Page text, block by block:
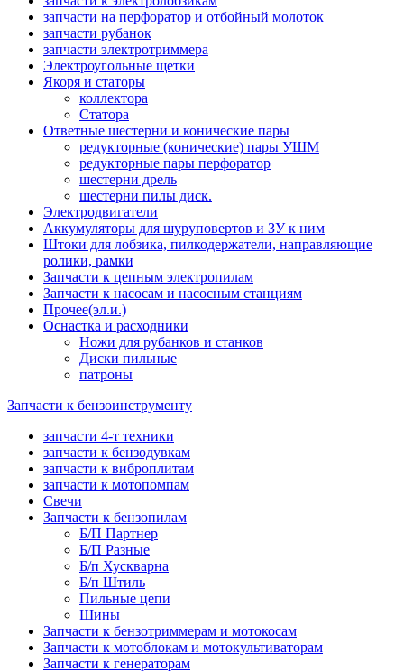
запчасти на перфоратор и отбойный молоток
запчасти рубанок
запчасти электротриммера
Электроугольные щетки
Якоря и статоры
коллектора
Статора
Ответные шестерни и конические пары
редукторные (конические) пары УШМ
редукторные пары перфоратор
шестерни дрель
шестерни пилы диск.
Электродвигатели
Аккумуляторы для шуруповертов и ЗУ к ним
Штоки для лобзика, пилкодержатели, направляющие
ролики, рамки
Запчасти к цепным электропилам
Запчасти к насосам и насосным станциям
Прочее(эл.и.)
Оснастка и расходники
Ножи для рубанков и станков
Диски пильные
патроны
Запчасти к бензоинструменту
запчасти 4-т техники
запчасти к бензодувкам
запчасти к виброплитам
запчасти к мотопомпам
Свечи
Запчасти к бензопилам
Б/П Партнер
Б/П Разные
Б/п Хускварна
Б/п Штиль
Пильные цепи
Шины
Запчасти к бензотриммерам и мотокосам
Запчасти к мотоблокам и мотокультиваторам
Запчасти к генераторам